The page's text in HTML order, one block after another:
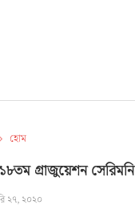
হোম
গ্রাজুয়েশন সেরিমনি
২৭, ২০২০